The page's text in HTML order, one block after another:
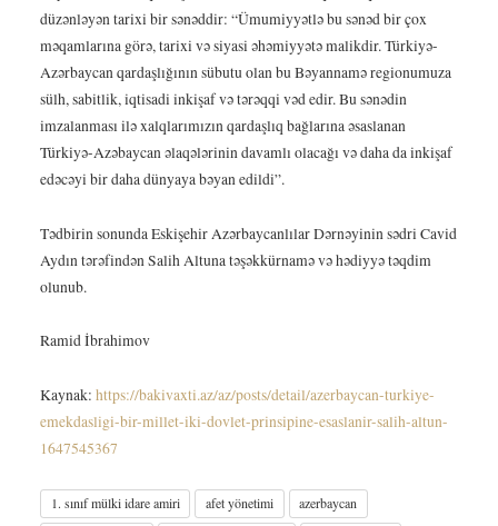
düzənləyən tarixi bir sənəddir: “Ümumiyyətlə bu sənəd bir çox
məqamlarına görə, tarixi və siyasi əhəmiyyətə malikdir. Türkiyə-
Azərbaycan qardaşlığının sübutu olan bu Bəyannamə regionumuza
sülh, sabitlik, iqtisadi inkişaf və tərəqqi vəd edir. Bu sənədin
imzalanması ilə xalqlarımızın qardaşlıq bağlarına əsaslanan
Türkiyə-Azəbaycan əlaqələrinin davamlı olacağı və daha da inkişaf
edəcəyi bir daha dünyaya bəyan edildi”.
Tədbirin sonunda Eskişehir Azərbaycanlılar Dərnəyinin sədri Cavid
Aydın tərəfindən Salih Altuna təşəkkürnamə və hədiyyə təqdim
olunub.
Ramid İbrahimov
Kaynak: https://bakivaxti.az/az/posts/detail/azerbaycan-turkiye-
emekdasligi-bir-millet-iki-dovlet-prinsipine-esaslanir-salih-altun-
1647545367
1. sınıf mülki idare amiri afet yönetimi
azerbaycan